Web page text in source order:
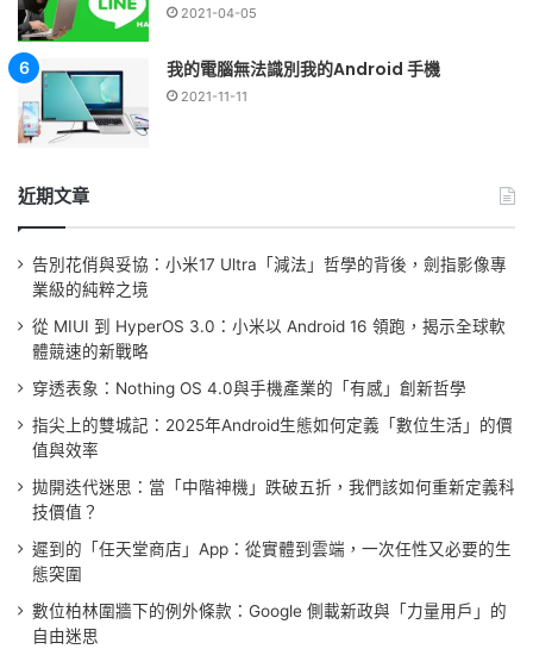
2021-04-05
我的電腦無法識別我的Android 手機
2021-11-11
近期文章
告別花俏與妥協：小米17 Ultra「減法」哲學的背後，劍指影像專
業級的純粹之境
從 MIUI 到 HyperOS 3.0：小米以 Android 16 領跑，揭示全球軟
體競速的新戰略
穿透表象：Nothing OS 4.0與手機產業的「有感」創新哲學
指尖上的雙城記：2025年Android生態如何定義「數位生活」的價
值與效率
拋開迭代迷思：當「中階神機」跌破五折，我們該如何重新定義科
技價值？
遲到的「任天堂商店」App：從實體到雲端，一次任性又必要的生
態突圍
數位柏林圍牆下的例外條款：Google 側載新政與「力量用戶」的
自由迷思